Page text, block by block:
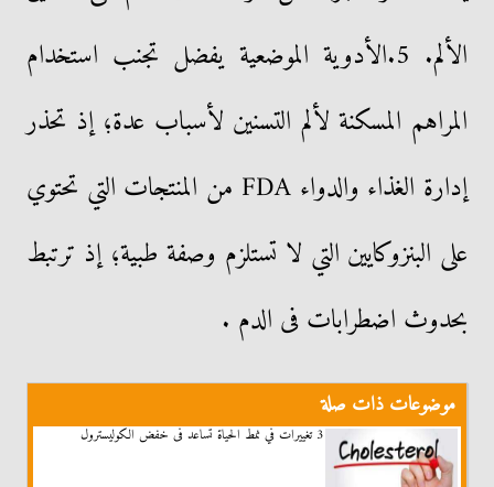
الألم. 5.الأدوية الموضعية يفضل تجنب استخدام
المراهم المسكنة لألم التسنين لأسباب عدة؛ إذ تحذر
إدارة الغذاء والدواء FDA من المنتجات التي تحتوي
على البنزوكايين التي لا تستلزم وصفة طبية؛ إذ ترتبط
بحدوث اضطرابات فى الدم .
موضوعات ذات صلة
3 تغييرات في نمط الحياة تساعد فى خفض الكوليسترول